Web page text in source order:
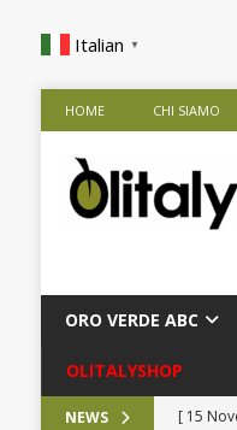
Italian ▼
HOME CHI SIAMO
ORO VERDE ABC
OLITALYSHOP
NEWS [ 15